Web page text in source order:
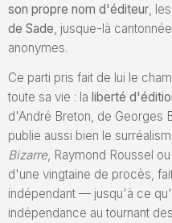
son propre nom d'éditeur, les
de Sade, jusque-là
anonymes.
Ce parti pris fait de lui le
toute sa vie : la liberté
d'André Breton, de Georges
publie aussi bien le
Bizarre, Raymond Roussel
d'une vingtaine de procès,
indépendant — jusqu'à ce
indépendance au tournant